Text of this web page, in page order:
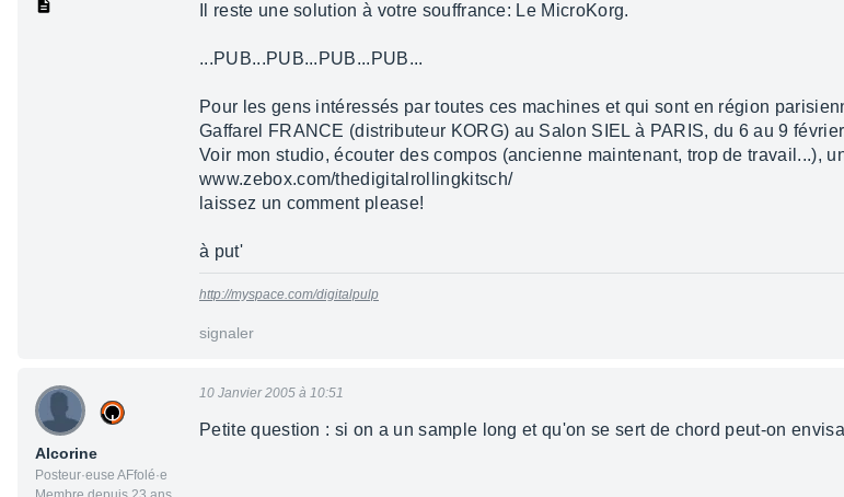
Il reste une solution à votre souffrance: Le MicroKorg.
...PUB...PUB...PUB...PUB...
Pour les gens intéressés par toutes ces machines et qui sont en région
Gaffarel FRANCE (distributeur KORG) au Salon SIEL à PARIS, du 6 au 9
Voir mon studio, écouter des compos (ancienne maintenant, trop de travail...),
www.zebox.com/thedigitalrollingkitsch/
laissez un comment please!
à put'
http://myspace.com/digitalpulp
signaler
Alcorine
Posteur·euse AFfolé·e
10 Janvier 2005 à 10:51
Petite question : si on a un sample long et qu'on se sert de chord peut-on